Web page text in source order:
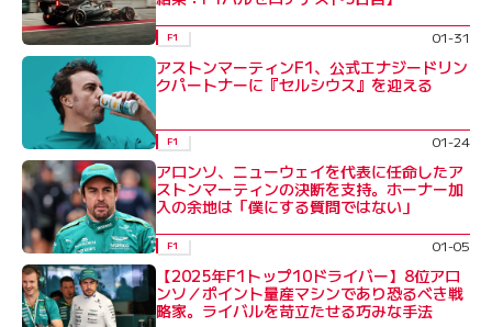
F1 01-31
アストンマーティンF1、公式エナジードリン
クパートナーに『セルシウス』を迎える
F1 01-24
アロンソ、ニューウェイを代表に任命したア
ストンマーティンの決断を支持。ホーナー加
入の余地は「僕にする質問ではない」
F1 01-05
【2025年F1トップ10ドライバー】8位アロ
ンソ／ポイント量産マシンであり恐るべき戦
略家。ライバルを苛立たせる巧みな手法